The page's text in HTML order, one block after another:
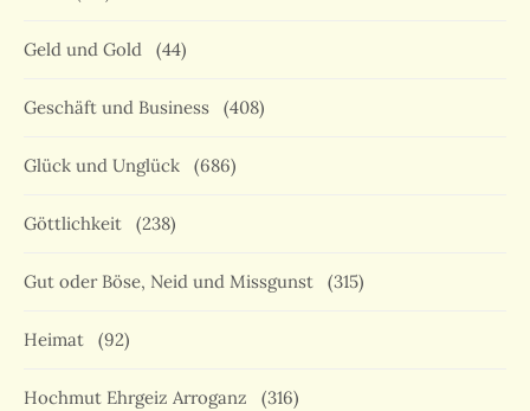
Geld und Gold (44)
Geschäft und Business (408)
Glück und Unglück (686)
Göttlichkeit (238)
Gut oder Böse, Neid und Missgunst (315)
Heimat (92)
Hochmut Ehrgeiz Arroganz (316)